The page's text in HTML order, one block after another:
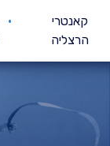
קאנטרי
הרצליה